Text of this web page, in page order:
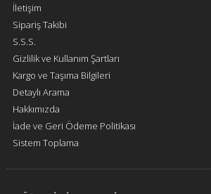
İletişim
Sipariş Takibi
S.S.S.
Gizlilik ve Kullanım Şartları
Kargo ve Taşıma Bilgileri
Detaylı Arama
Hakkımızda
İade ve Geri Ödeme Politikası
Sistem Toplama